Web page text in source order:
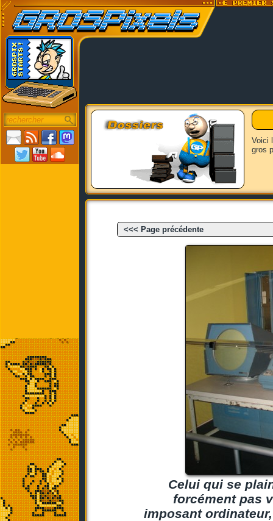
Voici
gros
<<< Page précédente
Celui qui se
forcément pas
imposant